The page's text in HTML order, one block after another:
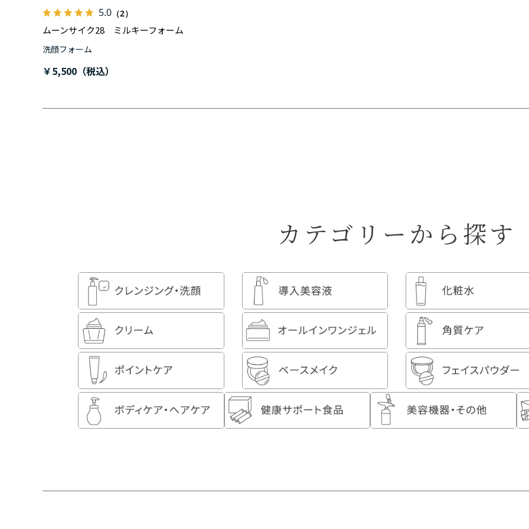
ムーンサイク28 ミルキーフォーム
洗顔フォーム
￥5,500
5.0 （2）
カテゴリーから探す